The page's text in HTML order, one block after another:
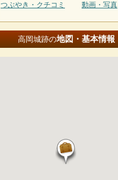
つぶやき・クチコミ 動画・写真
高岡城跡の地図・基本情報